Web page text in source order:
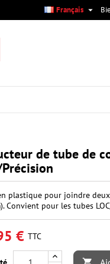
Français 
de tube de
Précision
plastique pour joindre
Convient pour les tubes
€ TTC